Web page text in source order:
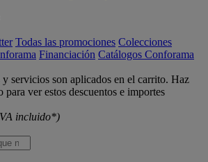
Todas las promociones Colecciones
Financiación Catálogos Conforama
servicios son aplicados en el carrito. Haz
ver estos descuentos e importes
incluido*)